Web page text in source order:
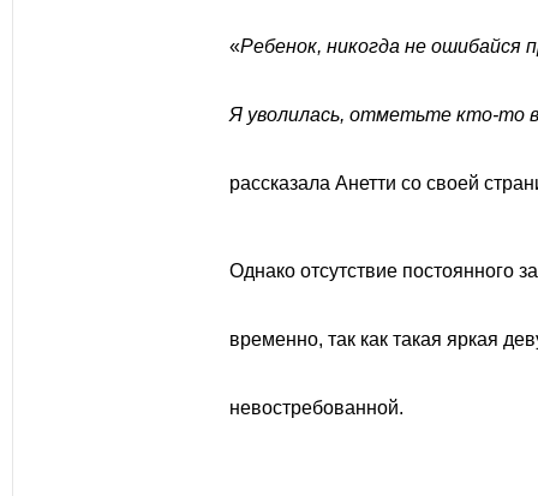
«Ребенок, никогда не ошибайся
Я уволилась, отметьте кто-то
рассказала Анетти со своей
Однако отсутствие постоянного
временно, так как такая яркая
невостребованной.